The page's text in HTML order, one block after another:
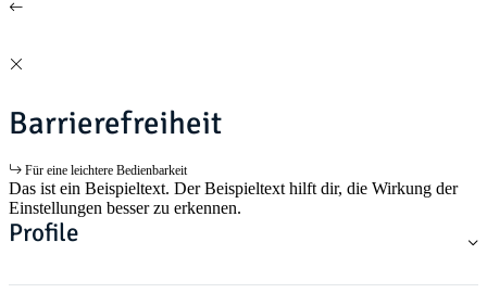
Barrierefreiheit
Für eine leichtere Bedienbarkeit
Das ist ein Beispieltext. Der Beispieltext hilft dir, die Wirkung der
Einstellungen besser zu erkennen.
Profile